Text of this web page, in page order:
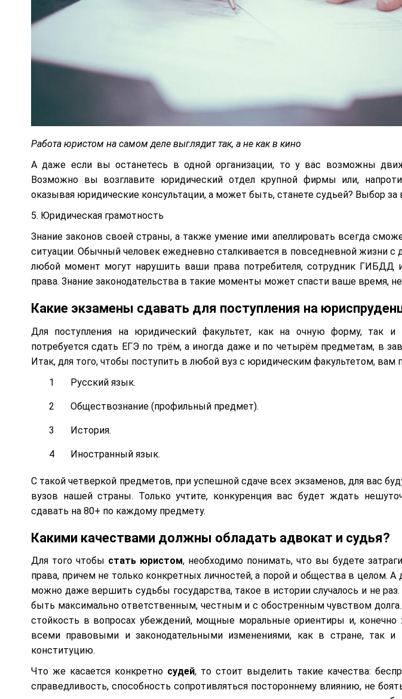
Работа юристом на самом деле выглядит так, а не как в кино
А даже если вы останетесь в одной организации, то у вас возможны
Возможно вы возглавите юридический отдел крупной фирмы или,
оказывая юридические консультации, а может быть, станете судьей? Выбор за
5. Юридическая грамотность
Знание законов своей страны, а также умение ими апеллировать всегда
ситуации. Обычный человек ежедневно сталкивается в повседневной жизни с
любой момент могут нарушить ваши права потребителя, сотрудник ГИБДД
права. Знание законодательства в такие моменты может спасти ваше время,
Какие экзамены сдавать для поступления на
Для поступления на юридический факультет, как на очную форму, так и
потребуется сдать ЕГЭ по трём, а иногда даже и по четырём предметам, в
Итак, для того, чтобы поступить в любой вуз с юридическим факультетом, вам
Русский язык.
Обществознание (профильный предмет).
История.
Иностранный язык.
С такой четверкой предметов, при успешной сдаче всех экзаменов, для вас
вузов нашей страны. Только учтите, конкуренция вас будет ждать
сдавать на 80+ по каждому предмету.
Какими качествами должны обладать адвокат и судья?
Для того чтобы стать юристом, необходимо понимать, что вы будете
права, причем не только конкретных личностей, а порой и общества в целом.
можно даже вершить судьбы государства, такое в истории случалось и не
быть максимально ответственным, честным и с обостренным чувством
стойкость в вопросах убеждений, мощные моральные ориентиры и, конечно
всеми правовыми и законодательными изменениями, как в стране, так
конституцию.
Что же касается конкретно судей, то стоит выделить такие качества:
справедливость, способность сопротивляться постороннему влиянию, не